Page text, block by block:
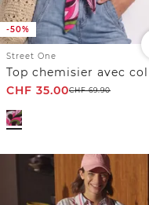
-50%
Street One
CHF 35.00CHF69.90